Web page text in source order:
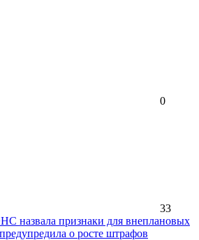
0
33
назвала признаки для внеплановых
о росте штрафов